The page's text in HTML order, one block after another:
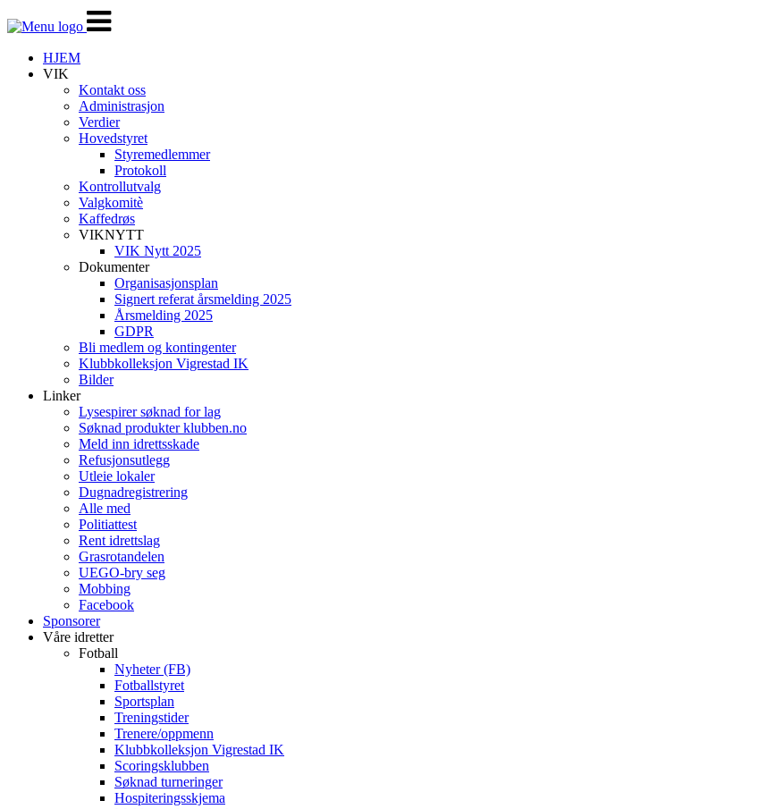
Veksle
navigasjon
HJEM
VIK
Kontakt oss
Administrasjon
Verdier
Hovedstyret
Styremedlemmer
Protokoll
Kontrollutvalg
Valgkomitè
Kaffedrøs
VIKNYTT
VIK Nytt 2025
Dokumenter
Organisasjonsplan
Signert referat årsmelding 2025
Årsmelding 2025
GDPR
Bli medlem og kontingenter
Klubbkolleksjon Vigrestad IK
Bilder
Linker
Lysespirer søknad for lag
Søknad produkter klubben.no
Meld inn idrettsskade
Refusjonsutlegg
Utleie lokaler
Dugnadregistrering
Alle med
Politiattest
Rent idrettslag
Grasrotandelen
UEGO-bry seg
Mobbing
Facebook
Sponsorer
Våre idretter
Fotball
Nyheter (FB)
Fotballstyret
Sportsplan
Treningstider
Trenere/oppmenn
Klubbkolleksjon Vigrestad IK
Scoringsklubben
Søknad turneringer
Hospiteringsskjema